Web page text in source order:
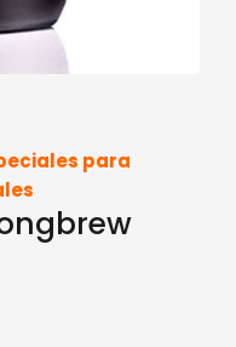
para